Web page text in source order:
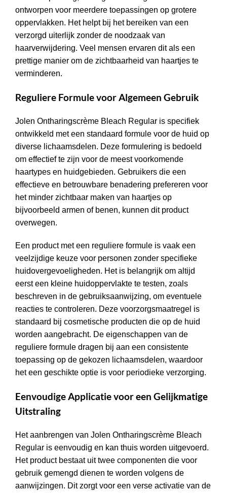
ontworpen voor meerdere toepassingen op grotere
oppervlakken. Het helpt bij het bereiken van een
verzorgd uiterlijk zonder de noodzaak van
haarverwijdering. Veel mensen ervaren dit als een
prettige manier om de zichtbaarheid van haartjes te
verminderen.
Reguliere Formule voor Algemeen Gebruik
Jolen Ontharingscrème Bleach Regular is specifiek
ontwikkeld met een standaard formule voor de huid op
diverse lichaamsdelen. Deze formulering is bedoeld
om effectief te zijn voor de meest voorkomende
haartypes en huidgebieden. Gebruikers die een
effectieve en betrouwbare benadering prefereren voor
het minder zichtbaar maken van haartjes op
bijvoorbeeld armen of benen, kunnen dit product
overwegen.
Een product met een reguliere formule is vaak een
veelzijdige keuze voor personen zonder specifieke
huidovergevoeligheden. Het is belangrijk om altijd
eerst een kleine huidoppervlakte te testen, zoals
beschreven in de gebruiksaanwijzing, om eventuele
reacties te controleren. Deze voorzorgsmaatregel is
standaard bij cosmetische producten die op de huid
worden aangebracht. De eigenschappen van de
reguliere formule dragen bij aan een consistente
toepassing op de gekozen lichaamsdelen, waardoor
het een geschikte optie is voor periodieke verzorging.
Eenvoudige Applicatie voor een Gelijkmatige
Uitstraling
Het aanbrengen van Jolen Ontharingscrème Bleach
Regular is eenvoudig en kan thuis worden uitgevoerd.
Het product bestaat uit twee componenten die voor
gebruik gemengd dienen te worden volgens de
aanwijzingen. Dit zorgt voor een verse activatie van de